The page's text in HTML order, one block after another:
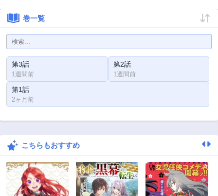
巻一覧
第3話
1週間前
第2話
1週間前
第1話
2ヶ月前
こちらもおすすめ